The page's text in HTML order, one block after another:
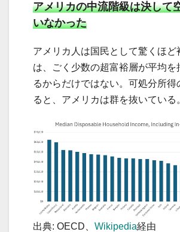
アメリカの中流階級は決して
いなかった
アメリカ人は国民として驚くほど
は、ごく少数の超富裕層が平均を
るからだけではない。可処分所得
ると、アメリカは群を抜いている
出典: OECD、 Wikipedia経由